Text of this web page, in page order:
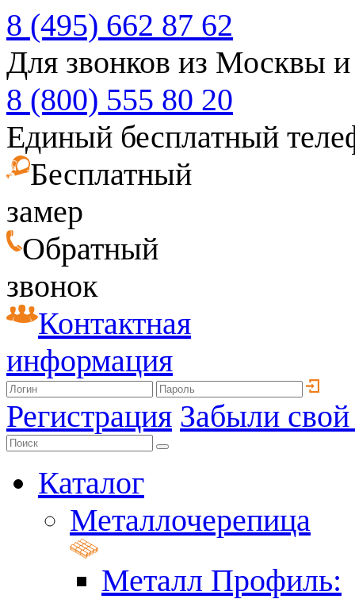
8 (495) 662 87 62
Для звонков из Москвы
8 (800) 555 80 20
Единый бесплатный
Бесплатный
замер
Обратный
звонок
Контактная
информация
Регистрация Забыли
Каталог
Металлочерепица
Металл Профиль: